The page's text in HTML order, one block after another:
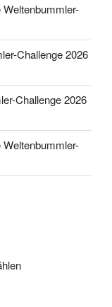
Weltenbummler-
Challenge 2026
Challenge 2026
Weltenbummler-